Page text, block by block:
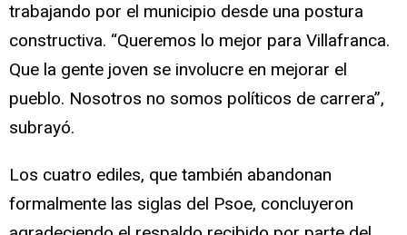
trabajando por el municipio desde una postura
constructiva. “Queremos lo mejor para Villafranca.
Que la gente joven se involucre en mejorar el
pueblo. Nosotros no somos políticos de carrera”,
subrayó.
Los cuatro ediles, que también abandonan
formalmente las siglas del Psoe, concluyeron